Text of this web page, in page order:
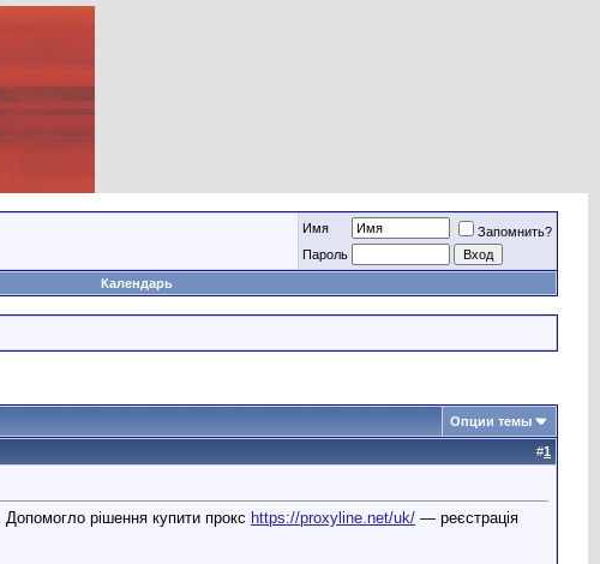
Имя
Запомнить?
Пароль
Календарь
Опции темы
#1
рішення купити прокс https://proxyline.net/uk/ — реєстрація